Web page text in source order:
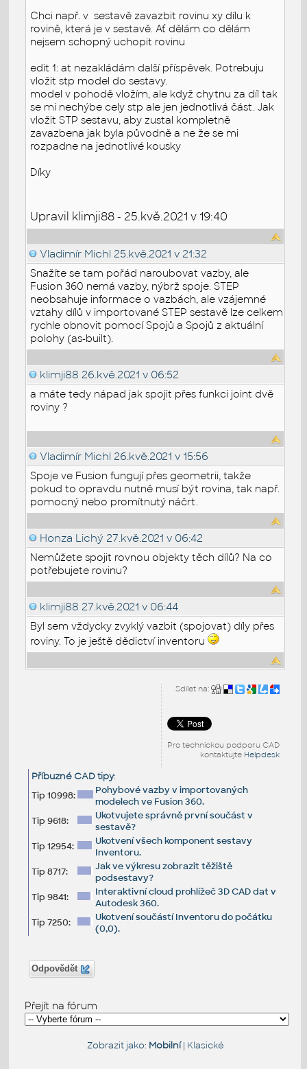
Chci např. v sestavě zavazbit rovinu xy dílu k
rovině, která je v sestavě. Ať dělám co dělám
nejsem schopný uchopit rovinu
edit 1: at nezakládám další příspěvek. Potrebuju
vložit stp model do sestavy.
model v pohodě vložím, ale když chytnu za díl tak
se mi nechýbe cely stp ale jen jednotlivá část. Jak
vložit STP sestavu, aby zustal kompletně
zavazbena jak byla původně a ne že se mi
rozpadne na jednotlivé kousky
Díky
Upravil klimji88 - 25.kvě.2021 v 19:40
Vladimír Michl 25.kvě.2021 v 21:32
Snažíte se tam pořád naroubovat vazby, ale
Fusion 360 nemá vazby, nýbrž spoje. STEP
neobsahuje informace o vazbách, ale vzájemné
vztahy dílů v importované STEP sestavě lze celkem
rychle obnovit pomocí Spojů a Spojů z aktuální
polohy (as-built).
klimji88 26.kvě.2021 v 06:52
a máte tedy nápad jak spojit přes funkci joint dvě
roviny ?
Vladimír Michl 26.kvě.2021 v 15:56
Spoje ve Fusion fungují přes geometrii, takže
pokud to opravdu nutně musí být rovina, tak např.
pomocný nebo promítnutý náčrt.
Honza Lichý 27.kvě.2021 v 06:42
Nemůžete spojit rovnou objekty těch dílů? Na co
potřebujete rovinu?
klimji88 27.kvě.2021 v 06:44
Byl sem vždycky zvyklý vazbit (spojovat) díly přes
roviny. To je ještě dědictví inventoru
Sdílet na:
Pro technickou podporu CAD
kontaktujte Helpdesk
Příbuzné CAD tipy:
Tip 10998:
Pohybové vazby v importovaných
modelech ve Fusion 360.
Tip 9618:
Ukotvujete správně první součást v
sestavě?
Tip 12954:
Ukotvení všech komponent sestavy
Inventoru.
Tip 8717:
Jak ve výkresu zobrazit těžiště
podsestavy?
Tip 9841:
Interaktivní cloud prohlížeč 3D CAD dat v
Autodesk 360.
Tip 7250:
Ukotvení součástí Inventoru do počátku
(0,0).
Odpovědět
Přejít na fórum
Zobrazit jako: Mobilní| Klasické